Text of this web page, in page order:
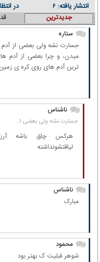
انتشار یافته: ۶ در
جدیدترین
ستاره
جسارت نشه ولی بعضی از آدم
میدن، و چرا بعضی از آدم
ترین آدم های روی کره ی
ناشناس
جسارت نشه ولی بعضی ا...
هرکس چاق باشه آرزو
لیاقتشونداشته
ناشناس
مبارک
محمود
شوهر قبلیت ک بهتر بود